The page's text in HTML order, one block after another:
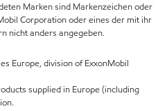
Marken sind Markenzeichen oder
Corporation oder eines der mit ihr
nicht anders angegeben.
Europe, division of ExxonMobil
supplied in Europe (including